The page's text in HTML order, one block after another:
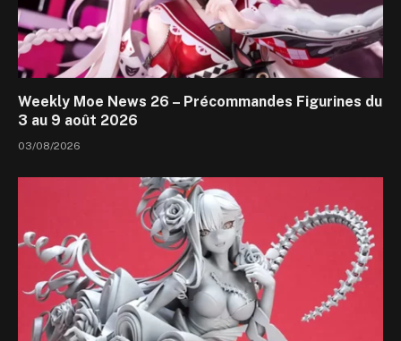
Weekly Moe News 26 – Précommandes Figurines du
3 au 9 août 2026
03/08/2026